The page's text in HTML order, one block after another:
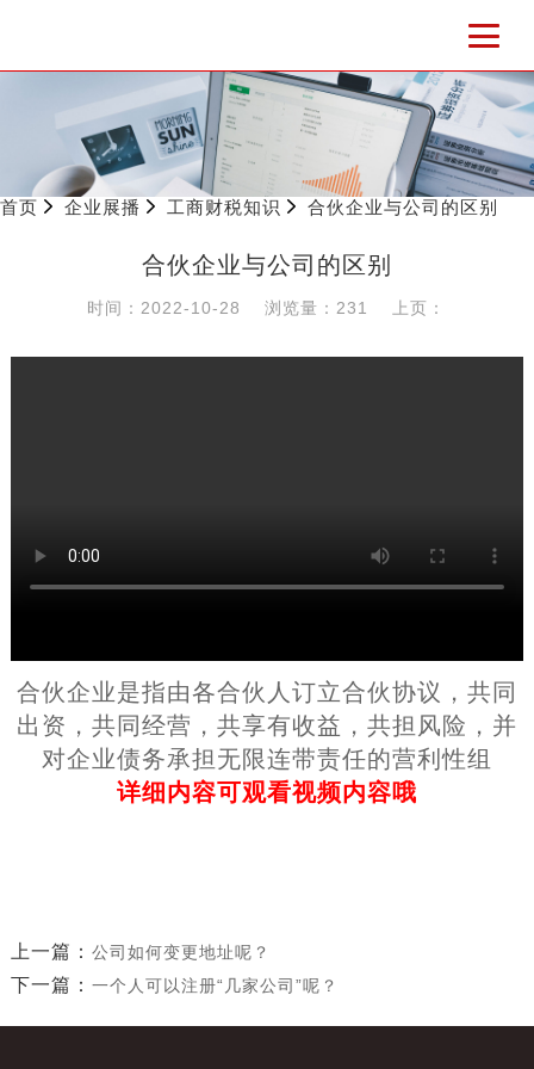
首页 企业展播 工商财税知识 合伙企业与公司的区别
合伙企业与公司的区别
时间：2022-10-28 浏览量：231 上页：
合伙企业是指由各合伙人订立合伙协议，共同
出资，共同经营，共享有收益，共担风险，并
对企业债务承担无限连带责任的营利性组
详细内容可观看视频内容哦
上一篇： 公司如何变更地址呢？
下一篇： 一个人可以注册“几家公司”呢？